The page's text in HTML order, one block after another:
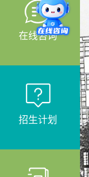
在线咨询
招生计划